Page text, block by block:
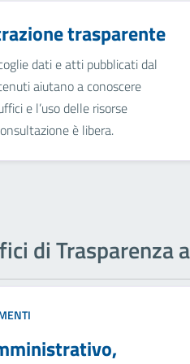
trasparente
dati e atti pubblicati dal
aiutano a conoscere
e l’uso delle risorse
è libera.
di Trasparenza